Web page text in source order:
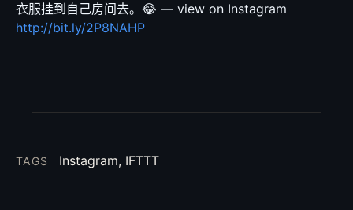
衣服挂到自己房间去。😂 — view on Instagram
http://bit.ly/2P8NAHP
TAGS Instagram, IFTTT